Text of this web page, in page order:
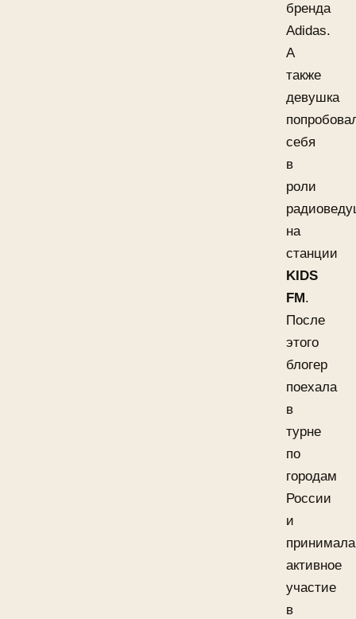
бренда
Adidas.
А
также
девушка
себя
в
роли
на
станции
KIDS
FM.
После
этого
блогер
поехала
в
турне
по
городам
России
и
принимала
активное
участие
в